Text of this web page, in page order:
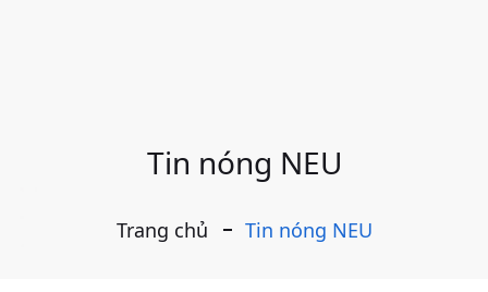
Tin nóng NEU
Trang chủ Tin nóng NEU